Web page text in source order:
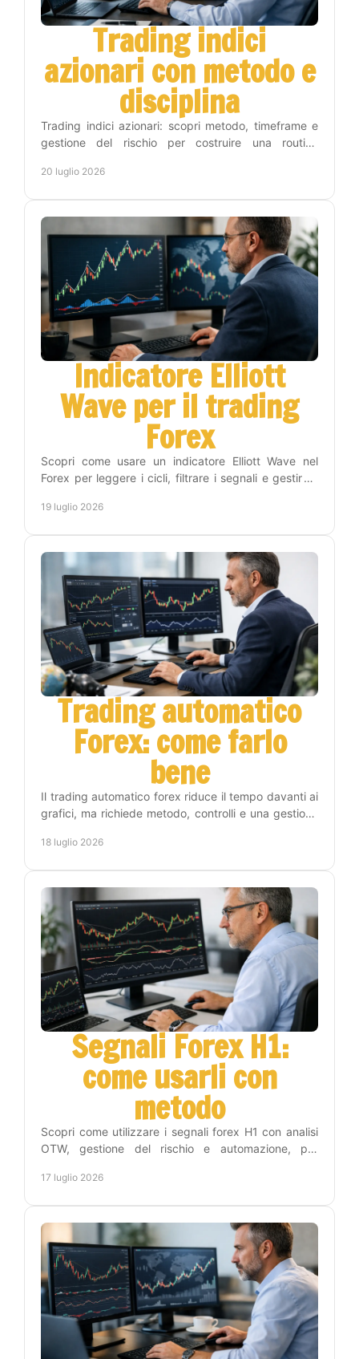
Trading indici
azionari con metodo e
disciplina
Trading indici azionari: scopri metodo, timeframe e
gestione del rischio per costruire una routine
20 luglio 2026
Indicatore Elliott
Wave per il trading
Forex
Scopri come usare un indicatore Elliott Wave nel
Forex per leggere i cicli, filtrare i segnali e gestire il
19 luglio 2026
Trading automatico
Forex: come farlo
bene
Il trading automatico forex riduce il tempo davanti ai
grafici, ma richiede metodo, controlli e una gestione
18 luglio 2026
Segnali Forex H1:
come usarli con
metodo
Scopri come utilizzare i segnali forex H1 con analisi
OTW, gestione del rischio e automazione, per
online.
17 luglio 2026